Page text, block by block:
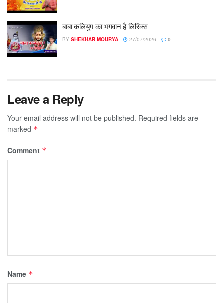
बाबा कलियुग का भगवान है लिरिक्स
BY SHEKHAR MOURYA 27/07/2026 0
Leave a Reply
Your email address will not be published. Required fields are
marked *
Comment *
Name *